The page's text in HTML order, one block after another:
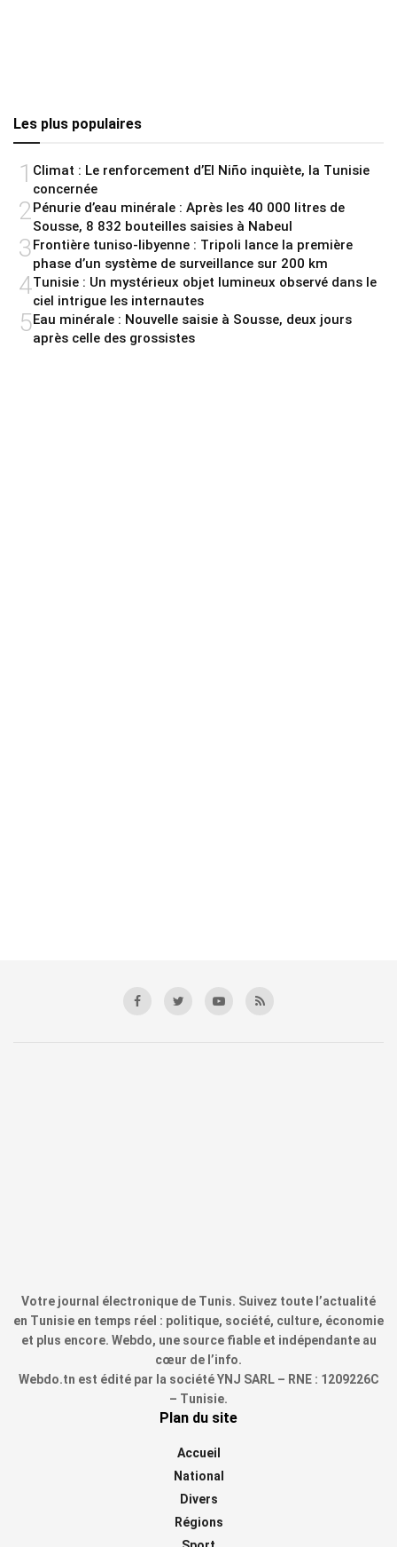
Les plus populaires
1 Climat : Le renforcement d’El Niño inquiète, la Tunisie
concernée
2 Pénurie d’eau minérale : Après les 40 000 litres de
Sousse, 8 832 bouteilles saisies à Nabeul
3 Frontière tuniso-libyenne : Tripoli lance la première
phase d’un système de surveillance sur 200 km
4Tunisie : Un mystérieux objet lumineux observé dans le
ciel intrigue les internautes
5Eau minérale : Nouvelle saisie à Sousse, deux jours
après celle des grossistes
Votre journal électronique de Tunis. Suivez toute l’actualité
en Tunisie en temps réel : politique, société, culture, économie
et plus encore. Webdo, une source fiable et indépendante au
cœur de l’info.
Webdo.tn est édité par la société YNJ SARL – RNE : 1209226C
– Tunisie.
Plan du site
Accueil
National
Divers
Régions